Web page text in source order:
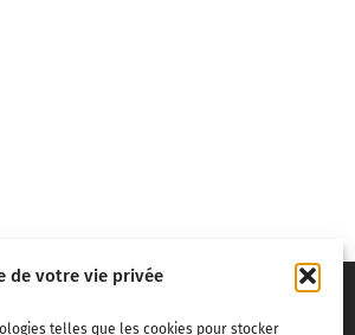
de votre vie privée
telles que les cookies pour stocker